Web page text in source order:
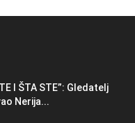
I ŠTA STE”: Gledatelj
Nerija...